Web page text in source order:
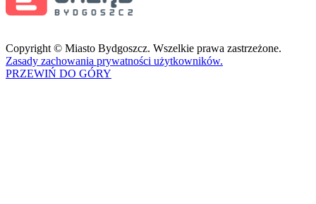
Copyright © Miasto Bydgoszcz. Wszelkie prawa zastrzeżone.
Zasady zachowania prywatności użytkowników.
PRZEWIŃ DO GÓRY